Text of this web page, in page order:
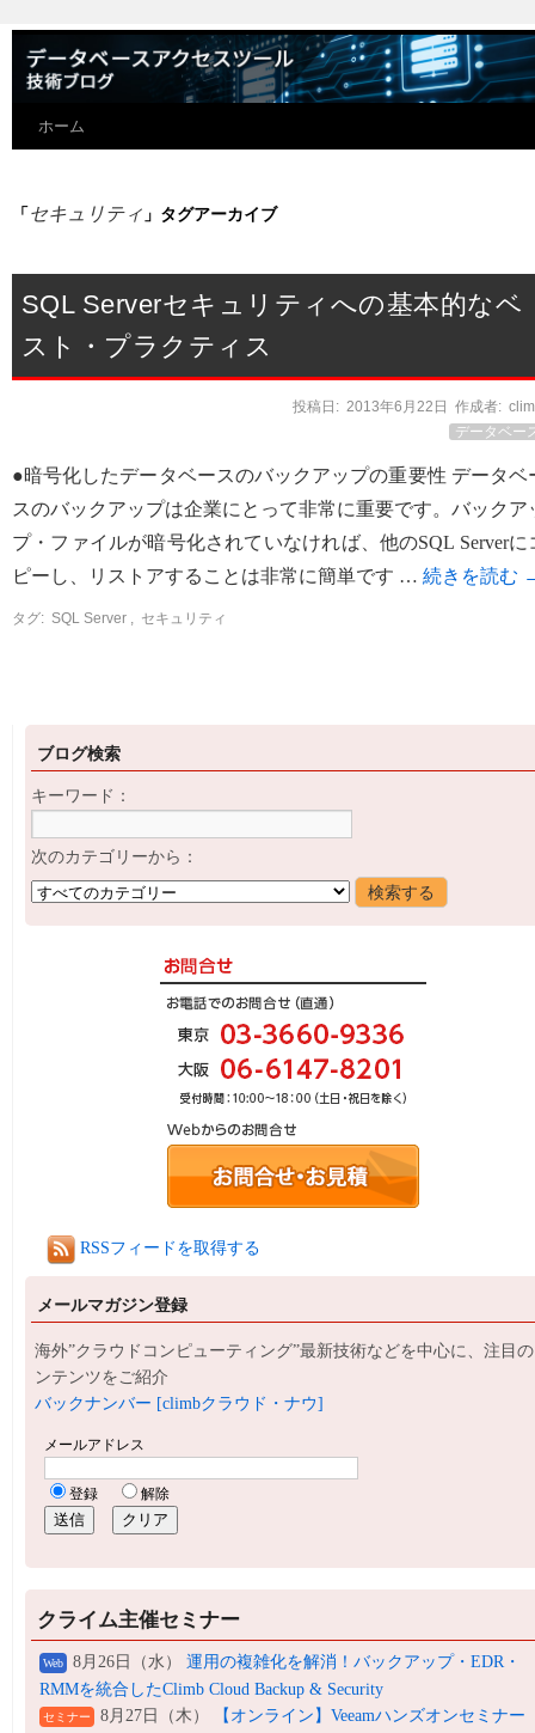
ホーム
「セキュリティ 」タグアーカイブ
SQL Serverセキュリティへの基本的なベ
スト・プラクティス
投稿日: 2013年6月22日 作成者:
データベー
●暗号化したデータベースのバックアップの重要性 データベ
スのバックアップは企業にとって非常に重要です。バックア
プ・ファイルが暗号化されていなければ、他のSQL Serverに
ピーし、リストアすることは非常に簡単です … 続きを読む
タグ: SQL Server , セキュリティ
ブログ検索
キーワード：
次のカテゴリーから：
RSSフィードを取得する
メールマガジン登録
海外”クラウドコンピューティング”最新技術などを中心に、注目
ンテンツをご紹介
バックナンバー [climbクラウド・ナウ]
クライム主催セミナー
Web 8月26日（水） 運用の複雑化を解消！バックアップ・EDR・
RMMを統合したClimb Cloud Backup & Security
セミナー 8月27日（木）
【オンライン】Veeamハンズオンセミナー